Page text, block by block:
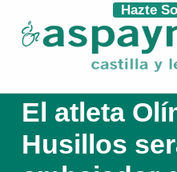
Hazte
El atleta
Husillos